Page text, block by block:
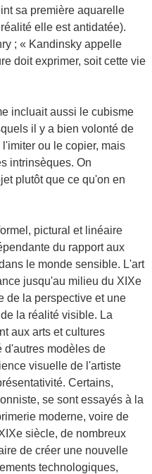
sa première aquarelle
elle est antidatée).
; « Kandinsky appelle
doit exprimer, soit cette vie
incluait aussi le cubisme
il y a bien volonté de
ou le copier, mais
intrinsèques. On
plutôt que ce qu'on en
pictural et linéaire
du rapport aux
le monde sensible. L'art
jusqu'au milieu du XIXe
de la perspective et une
la réalité visible. La
aux arts et cultures
d'autres modèles de
visuelle de l'artiste
Certains,
se sont essayés à la
moderne, voire de
siècle, de nombreux
de créer une nouvelle
technologiques,